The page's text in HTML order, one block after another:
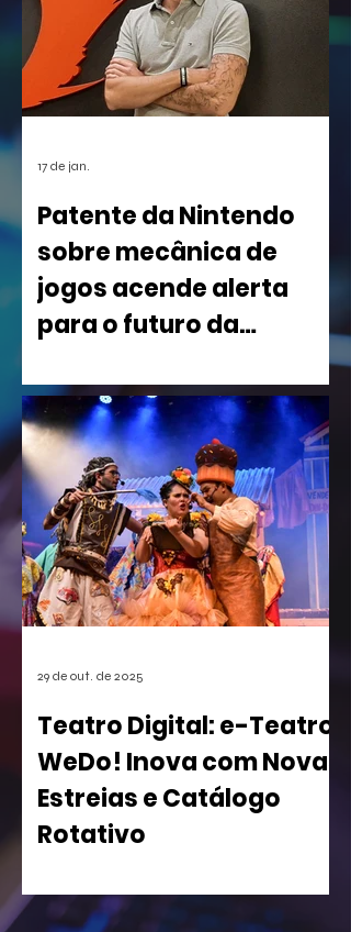
Patente da Nintendo
sobre mecânica de
jogos acende alerta
para o futuro da
Nintendo nos Estados Unidos está
causando um rebuliço no mundo dos
games. A empresa conseguiu o registro
de uma mecânica de invocação de
personagens secundários durante o
jogo, uma função super comum em
RPGs e jogos de ação. A medida, que
pode afetar o desenvolvimento de
centenas de futuros títulos, é vista
como um risco, especialmente para os
17 de jan.
Teatro Digital: e-Teatro
WeDo! Inova com Novas
Estreias e Catálogo
Rotativo
sua Casa de Espetáculos Virtual com
29 de out. de 2025